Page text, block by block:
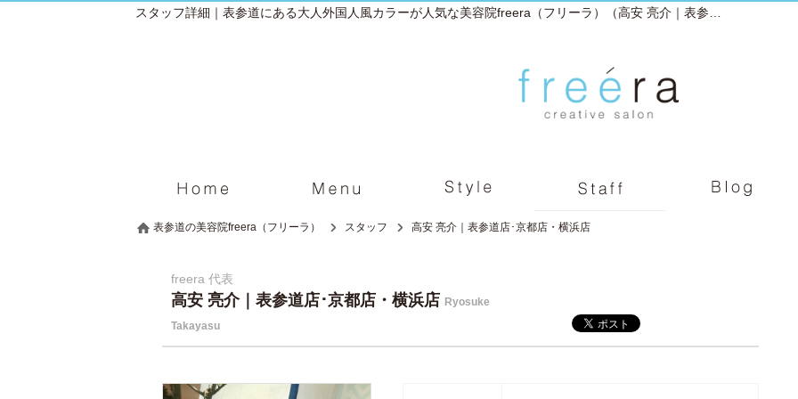
表参道の美容院freera（フリーラ） スタッフ 高安 亮介｜表参道店･京都店・横浜店
freera 代表
高安 亮介｜表参道店･京都店・横浜店 Ryosuke
Takayasu